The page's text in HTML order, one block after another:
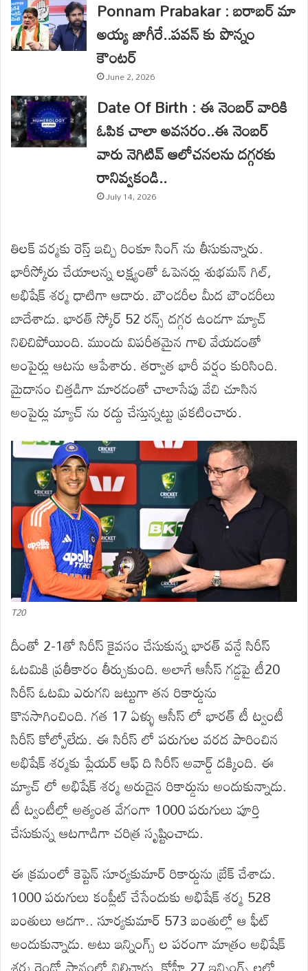
Ponnam Prabakar : బరాబర్ మా
అయ్య జాగీరే..పవన్ కు పొన్నం
కౌంటర్
June 2, 2026
Date Of Birth : ఈ నెంబర్ వారికి
ఓపిక చాలా అవసరం..ఈ నెంబర్
వారు నెగిటివ్ ఆలోచనలను దగ్గరకు
రానివ్వకండి..
July 14, 2026
తిలక్ వర్మకు రెస్త్ ఇచ్చి రింకూ సింగ్ ను తీసుకున్నారు.
భారీస్కోరు చేయాలన్న లక్ష్యంతో ఓపెనర్లు శుభమన్ గిల్,
అభిషేక్ శర్మ ధాటిగా ఆడారు. బౌండరీల మీద బౌండరీలు
బాదేశాడు. భారత్ స్కోర్ 52 రన్స్ దగ్గర ఉండగా మ్యాచ్
నిలిచిపోయింది. ముందు విపరీతమైన గాలి వేయడంతో
అంపైర్లు ఆటను ఆపేశారు. తర్వాత భారీ వర్షం కురిసింది.
మైదానం చిత్తడిగా మారడంతో చాలాసేపు వేచి చూసిన
అంపైర్లు మ్యాచ్ ను రద్దు చేస్తున్నట్టు ప్రకటించారు.
T20
దీంతో 2-1తో సిరీస్ కైవసం చేసుకున్న భారత్ వన్డే సిరీస్
ఓటమికి ప్రతీకారం తీర్చుకుంది. అలాగే ఆసీస్ గడ్డపై టీ20
సిరీస్ ఓటమి ఎరుగని జట్టుగా తన రికార్డును
కొనసాగించింది. గత 17 ఏళ్ళు ఆసీస్ లో భారత్ టీ ట్వంటీ
సిరీస్ కోల్పోలేదు. ఈ సిరీస్ లో పరుగుల వరద పారించిన
అభిషేక్ శర్మకు ప్లేయర్ ఆఫ్ ది సిరీస్ అవార్డ్ దక్కింది. ఈ
మ్యాచ్ లో అభిషేక్ శర్మ అరుదైన రికార్డును అందుకున్నాడు.
టీ ట్వంటీల్లో అత్యంత వేగంగా 1000 పరుగులు పూర్తి
చేసుకున్న ఆటగాడిగా చరిత్ర సృష్టించాడు.
ఈ క్రమంలో కెప్టెన్ సూర్యకుమార్ రికార్డును బ్రేక్ చేశాడు.
1000 పరుగులు కంప్లీట్ చేసేందుకు అభిషేక్ శర్మ 528
బంతులు ఆడగా.. సూర్యకుమార్ 573 బంతుల్లో ఆ ఫీట్
అందుకున్నాడు. అటు ఇన్నింగ్స్ ల పరంగా మాత్రం అభిషేక్